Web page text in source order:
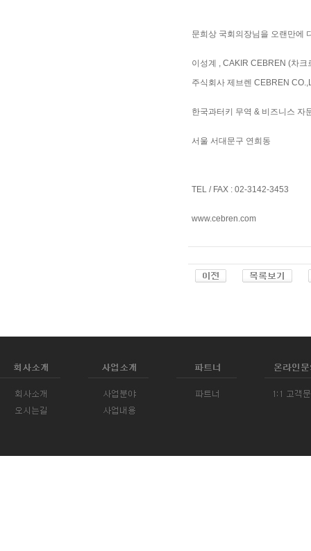
문희상 국회의장님을 오랜만에
이성계 , CAKIR CEBREN (차크
주식회사 제브렌 CEBREN
한국과터키 무역 & 비즈니스 자
서울 서대문구 연희동
TEL / FAX : 02-3142-3453​
www.cebren.com